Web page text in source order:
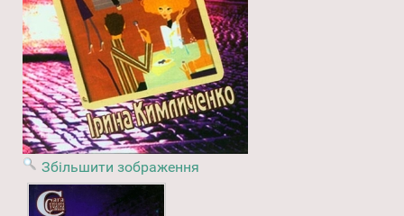
Збільшити зображення